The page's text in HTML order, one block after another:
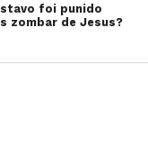
foi punido
zombar de Jesus?